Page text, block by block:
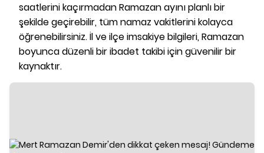
saatlerini kaçırmadan Ramazan ayını planlı bir
şekilde geçirebilir, tüm namaz vakitlerini kolayca
öğrenebilirsiniz. İl ve ilçe imsakiye bilgileri, Ramazan
boyunca düzenli bir ibadet takibi için güvenilir bir
kaynaktır.